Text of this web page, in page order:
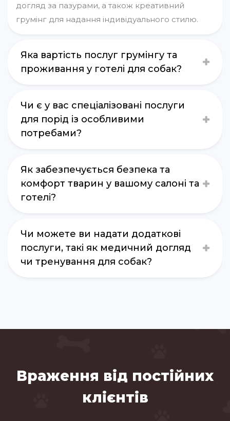
догляд за пазурами, а також креативний
грумінг для надання індивідуального стилю.
Яка вартість послуг грумінгу та
проживання у готелі для собак?
Чи є у вас спеціалізовані послуги
для порід із особливими
потребами?
Як забезпечується безпека та
комфорт тварин у вашому салоні та
готелі?
Чи можете ви надати додаткові
послуги, такі як медичний догляд
чи тренування для собак?
Враження від постійних
клієнтів